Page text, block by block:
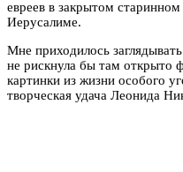
евреев в закрытом
Иерусалиме.
Мне приходилось
не рискнула бы там открыто
картинки из жизни особого
творческая удача Леонида